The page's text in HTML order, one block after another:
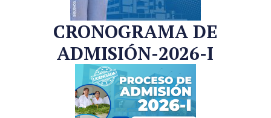
CRONOGRAMA DE
ADMISIÓN-2026-I